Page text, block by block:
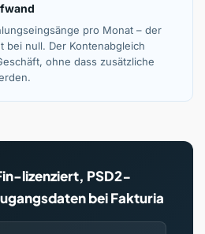
pro Monat – der
bei null. Der Kontenabgleich
ohne dass zusätzliche
lizenziert, PSD2-
bei Fakturia